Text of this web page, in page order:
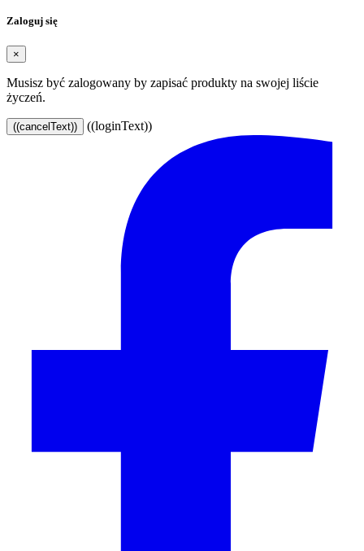
Zaloguj się
×
Musisz być zalogowany by zapisać produkty na swojej liście
życzeń.
((cancelText)) ((loginText))